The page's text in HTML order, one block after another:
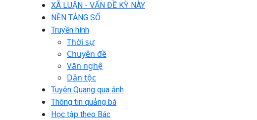
XÃ LUẬN - VẤN ĐỀ KỲ NÀY
NỀN TẢNG SỐ
Truyền hình
Thời sự
Chuyên đề
Văn nghệ
Dân tộc
Tuyên Quang qua ảnh
Thông tin quảng bá
Học tập theo Bác